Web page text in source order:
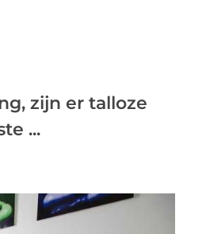
zijn er talloze
...